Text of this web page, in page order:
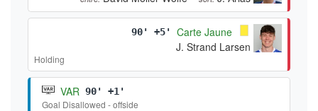
90' +5'
Carte Jaune
J. Strand Larsen
Holding
VAR 90' +1'
Goal Disallowed - offside